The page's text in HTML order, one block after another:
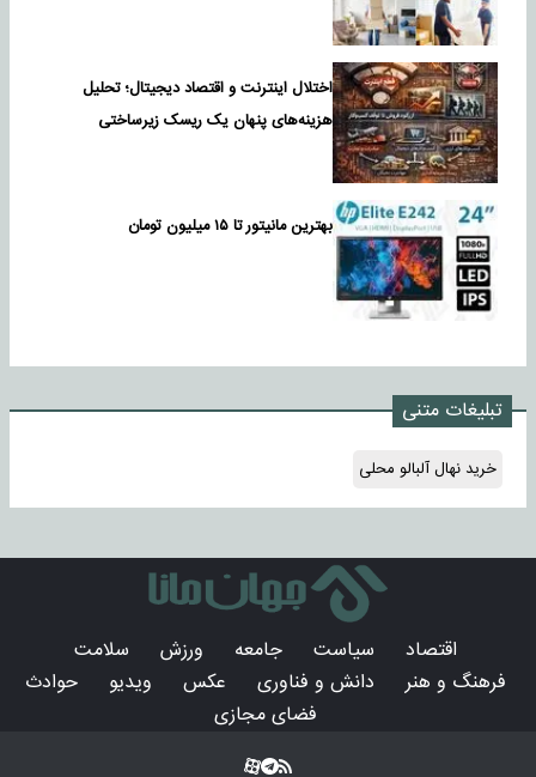
اختلال اینترنت و اقتصاد دیجیتال؛ تحلیل
هزینه‌های پنهان یک ریسک زیرساختی
بهترین مانیتور تا ۱۵ میلیون تومان
تبلیغات متنی
خرید نهال آلبالو محلی
اقتصاد سیاست جامعه ورزش
سلامت
فرهنگ و هنر
دانش و فناوری عکس ویدیو
حوادث
فضای مجازی